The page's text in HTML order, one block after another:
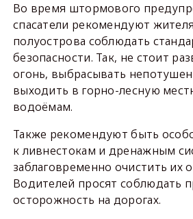
Во время штормового
спасатели рекомендуют
полуострова соблюдать
безопасности. Так, не стоит
огонь, выбрасывать
выходить в горно-лесную
водоёмам.
Также рекомендуют быть
к ливнестокам и дренажным
заблаговременно очистить их
Водителей просят соблюдать
осторожность на дорогах.